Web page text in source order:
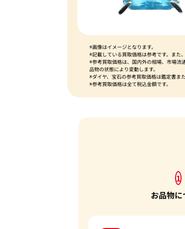
※画像はイメージとなります。
※記載している買取価格は参考です。また
※参考買取価格は、国内外の相場、市場流
品物の状態により変動します。
※ダイヤ、宝石の参考買取価格は鑑定書ま
※参考買取価格は全て税込金額です。
1
お品物に